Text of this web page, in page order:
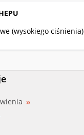
(wysokiego ciśnienia)